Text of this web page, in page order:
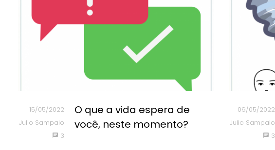
15/05/2022
Julio Sampaio
3
O que a vida espera de
você, neste momento?
09/05/2022
Julio Sampaio
3